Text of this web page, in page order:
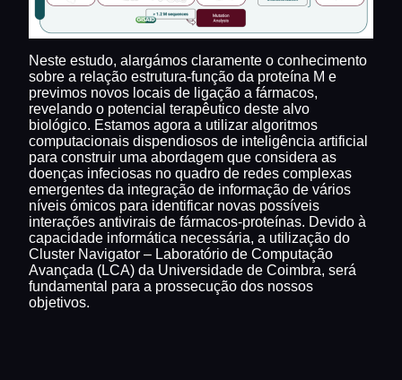
Neste estudo, alargámos claramente o conhecimento
sobre a relação estrutura-função da proteína M e
previmos novos locais de ligação a fármacos,
revelando o potencial terapêutico deste alvo
biológico. Estamos agora a utilizar algoritmos
computacionais dispendiosos de inteligência artificial
para construir uma abordagem que considera as
doenças infeciosas no quadro de redes complexas
emergentes da integração de informação de vários
níveis ómicos para identificar novas possíveis
interações antivirais de fármacos-proteínas. Devido à
capacidade informática necessária, a utilização do
Cluster Navigator – Laboratório de Computação
Avançada (LCA) da Universidade de Coimbra, será
fundamental para a prossecução dos nossos
objetivos.